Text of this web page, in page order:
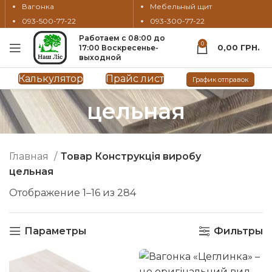
Вагонка
093-500-77-22
Мебельный щит
093-300-77-22
Работаем с 08:00 до
17:00 Воскресенье-
выходной
0 0,00 ГРН.
Калькулятор Прайс лист График отправок
цельная
Главная
Товар Конструкція виробу
цельная
Отображение 1–16 из 284
Параметры Фильтры